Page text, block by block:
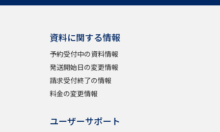
資料に関する情報
予約受付中の資料情報
発送開始日の変更情報
請求受付終了の情報
料金の変更情報
ユーザーサポート